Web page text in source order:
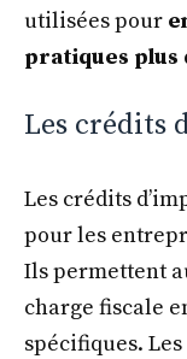
utilisées pour
pratiques plus
Les crédits
Les crédits
pour les
Ils permettent
charge fiscale
spécifiques.